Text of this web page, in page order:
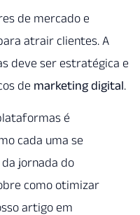
de mercado e
atrair clientes. A
deve ser estratégica e
de marketing digital.
é
cada uma se
jornada do
como otimizar
artigo em